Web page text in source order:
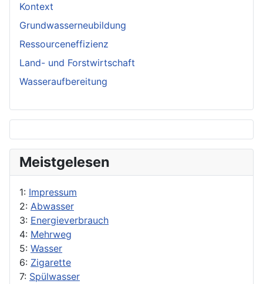
Kontext
Grundwasserneubildung
Ressourceneffizienz
Land- und Forstwirtschaft
Wasseraufbereitung
Meistgelesen
1: Impressum
2: Abwasser
3: Energieverbrauch
4: Mehrweg
5: Wasser
6: Zigarette
7: Spülwasser